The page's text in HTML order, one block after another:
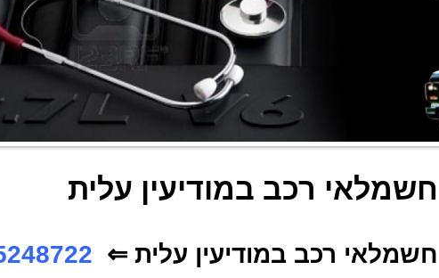
חשמלאי רכב במודיעין עלית
חשמלאי רכב במודיעין עלית ⇐